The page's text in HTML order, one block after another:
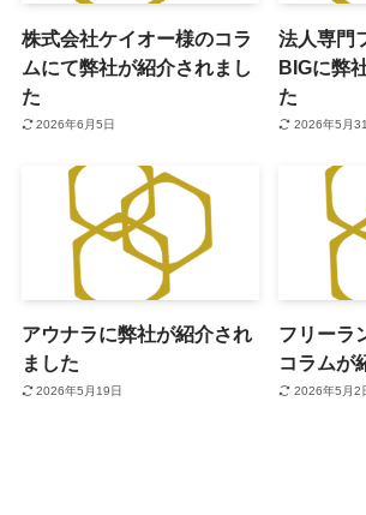
株式会社ケイオー様のコラ
ムにて弊社が紹介されまし
た
2026年6月5日
法人専門
BIGに弊
た
2026年5月
アウナラに弊社が紹介され
ました
2026年5月19日
フリーラ
コラムが
2026年5月2